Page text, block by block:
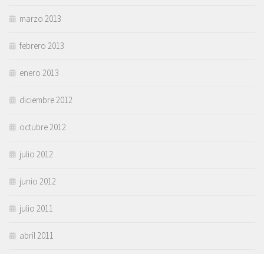
marzo 2013
febrero 2013
enero 2013
diciembre 2012
octubre 2012
julio 2012
junio 2012
julio 2011
abril 2011